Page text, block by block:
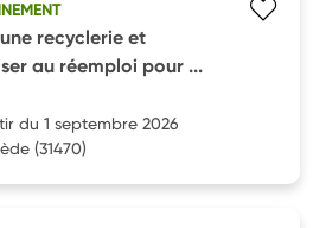
recyclerie et
au réemploi pour ...
du 1 septembre 2026
(31470)